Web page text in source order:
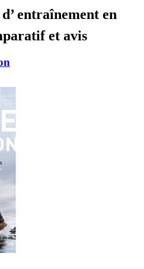
entraînement en
et avis